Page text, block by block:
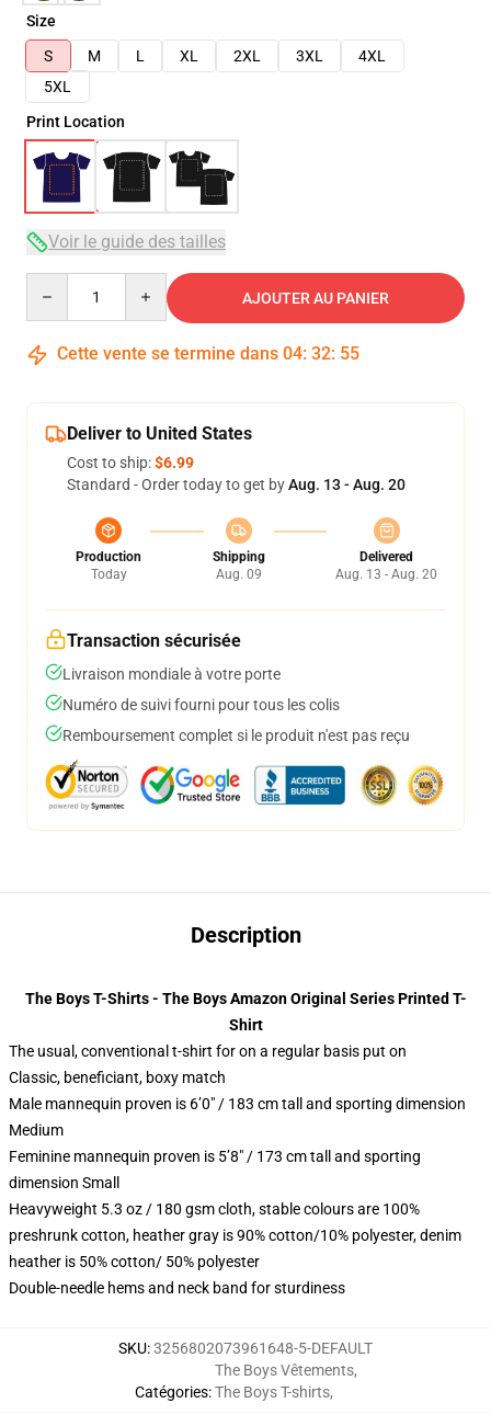
Size
S
M L XL 2XL 3XL
4XL
5XL
Print Location
Voir le guide des tailles
AJOUTER AU PANIER
Cette vente se termine dans 04: 32: 54
Deliver to United States
Cost to ship:$6.99
Standard - Order today to get byAug. 13 - Aug. 20
Production
Today
Shipping
Aug. 09
Delivered
Aug. 13 - Aug. 20
Transaction sécurisée
Livraison mondiale à votre porte
Numéro de suivi fourni pour tous les colis
Remboursement complet si le produit n'est pas reçu
Description
The Boys T-Shirts - The Boys Amazon Original Series Printed T-
Shirt
The usual, conventional t-shirt for on a regular basis put on
Classic, beneficiant, boxy match
Male mannequin proven is 6’0″ / 183 cm tall and sporting dimension
Medium
Feminine mannequin proven is 5’8″ / 173 cm tall and sporting
dimension Small
Heavyweight 5.3 oz / 180 gsm cloth, stable colours are 100%
preshrunk cotton, heather gray is 90% cotton/10% polyester, denim
heather is 50% cotton/ 50% polyester
Double-needle hems and neck band for sturdiness
SKU:3256802073961648-5-DEFAULT
Catégories:
The Boys Vêtements,
The Boys T-shirts,